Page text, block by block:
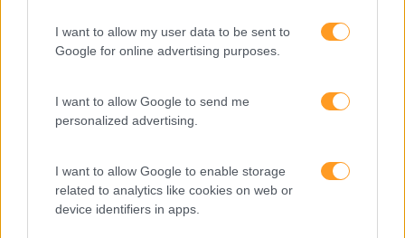
I want to allow my user data to be sent to
Google for online advertising purposes.
I want to allow Google to send me
personalized advertising.
I want to allow Google to enable storage
related to analytics like cookies on web or
device identifiers in apps.
Expo RH
Interculturalidade
Liderança
Mudança